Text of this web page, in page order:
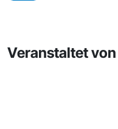
Veranstaltet von